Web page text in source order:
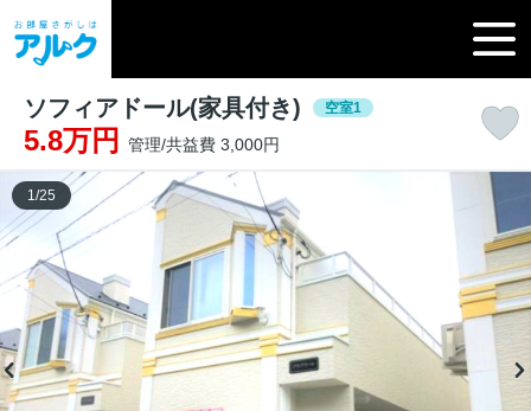
ソフィアドール(家具付き) 空室1
5.8万円 管理/共益費 3,000円
1 /25